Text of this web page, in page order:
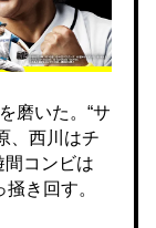
磨いた。“サ
、西川はチ
間コンビは
き回す。